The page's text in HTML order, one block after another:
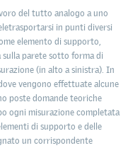
del tutto analogo a uno
in punti diversi
elemento di supporto,
sulla parete sotto forma di
(in alto a sinistra). In
vengono effettuate alcune
poste domande teoriche
ogni misurazione completata
di supporto e delle
un corrispondente